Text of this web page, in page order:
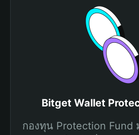
Bitget Wallet
กองทุน Protection Fund